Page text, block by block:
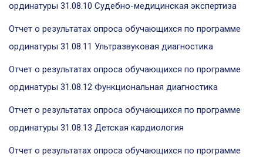
ординатуры 31.08.10 Судебно-медицинская экспертиза
Отчет о результатах опроса обучающихся по программе
ординатуры 31.08.11 Ультразвуковая диагностика
Отчет о результатах опроса обучающихся по программе
ординатуры 31.08.12 Функциональная диагностика
Отчет о результатах опроса обучающихся по программе
ординатуры 31.08.13 Детская кардиология
Отчет о результатах опроса обучающихся по программе